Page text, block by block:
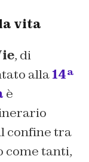
vita
, di
alla14ª
è
confine tra
come tanti,